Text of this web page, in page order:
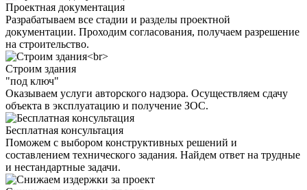
Проектная документация
Разрабатываем все стадии и разделы проектной
документации. Проходим согласования, получаем разрешение
на строительство.
Строим здания
"под ключ"
Оказываем услуги авторского надзора. Осуществляем сдачу
объекта в эксплуатацию и получение ЗОС.
Бесплатная консультация
Поможем с выбором конструктивных решений и
составлением технического задания. Найдем ответ на трудные
и нестандартные задачи.